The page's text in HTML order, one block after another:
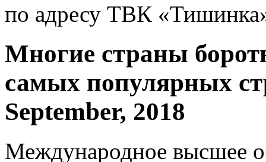
по адресу ТВК
Многие страны
самых популярных
September, 2018
Международное высшее